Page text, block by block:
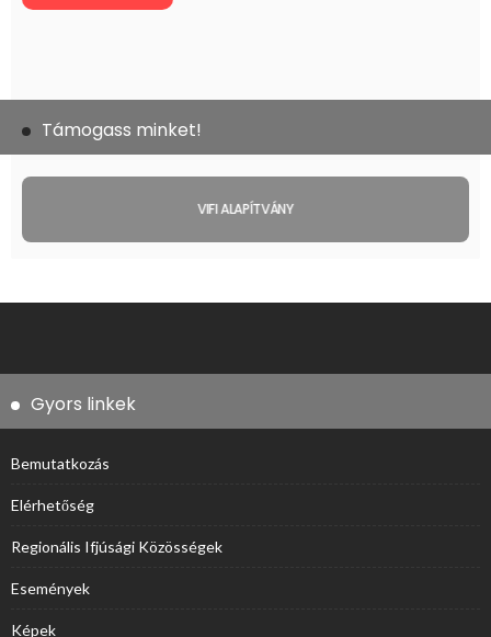
Támogass minket!
VIFI ALAPÍTVÁNY
Gyors linkek
Bemutatkozás
Elérhetőség
Regionális Ifjúsági Közösségek
Események
Képek